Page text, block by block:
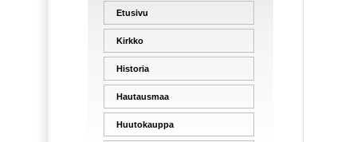
Etusivu
Kirkko
Historia
Hautausmaa
Huutokauppa